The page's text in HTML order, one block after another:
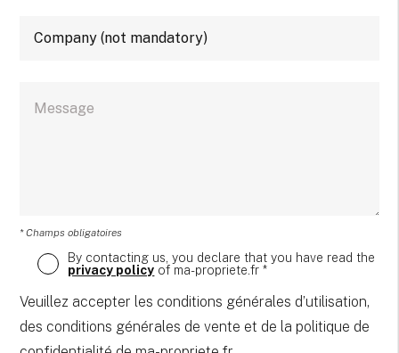
* Champs obligatoires
By contacting us, you declare that you have read the
privacy policy of ma-propriete.fr *
Veuillez accepter les conditions générales d’utilisation,
des conditions générales de vente et de la politique de